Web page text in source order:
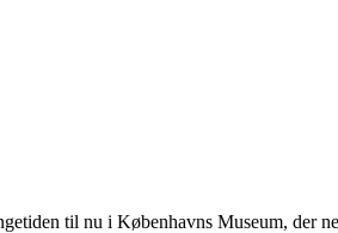
til nu i Københavns Museum, der